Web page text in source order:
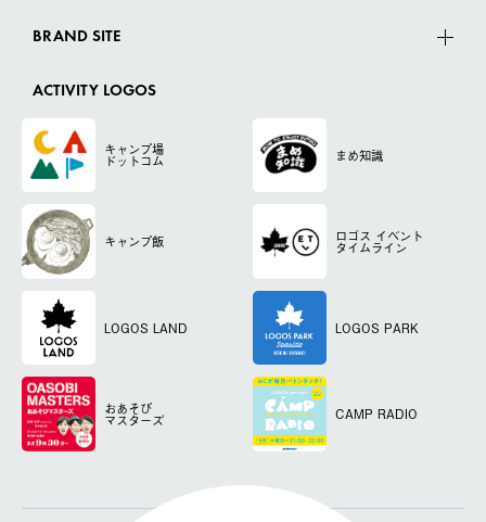
BRAND SITE
ACTIVITY LOGOS
キャンプ場
ドットコム まめ知識
キャンプ飯 ロゴス イベント
タイムライン
LOGOS LAND LOGOS PARK
おあそび
マスターズ CAMP RADIO